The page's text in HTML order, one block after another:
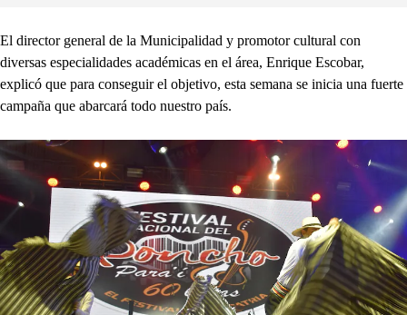
El director general de la Municipalidad y promotor cultural con
diversas especialidades académicas en el área, Enrique Escobar,
explicó que para conseguir el objetivo, esta semana se inicia una fuerte
campaña que abarcará todo nuestro país.